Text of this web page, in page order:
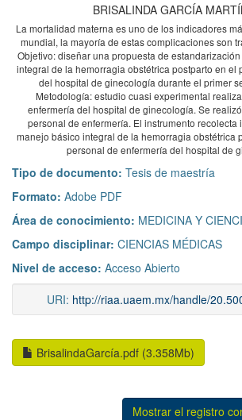
BRISALINDA GARCÍA
La mortalidad materna es uno de los indicadores
mundial, la mayoría de estas complicaciones son
Objetivo: diseñar una propuesta de
integral de la hemorragia obstétrica postparto en el
del hospital de ginecología durante el primer
Metodología: estudio cuasi experimental
enfermería del hospital de ginecología. Se
personal de enfermería. El instrumento recolecta
manejo básico integral de la hemorragia obstétrica
personal de enfermería del hospital de
Tipo de documento: Tesis de maestría
Formato: Adobe PDF
Área de conocimiento: MEDICINA Y
Campo disciplinar: CIENCIAS MÉDICAS
Nivel de acceso: Acceso Abierto
URI: http://riaa.uaem.mx/handle/
BrisalindaGarcía.pdf (3.358Mb)
Mostrar el registro